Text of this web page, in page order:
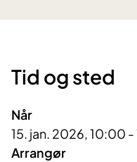
Tid og sted
Når
15. jan. 2026, 10:00
Arrangør